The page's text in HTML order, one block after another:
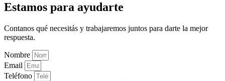
Estamos para ayudarte
Contanos qué necesitás y trabajaremos juntos para darte la mejor
respuesta.
Nombre
Email
Teléfono